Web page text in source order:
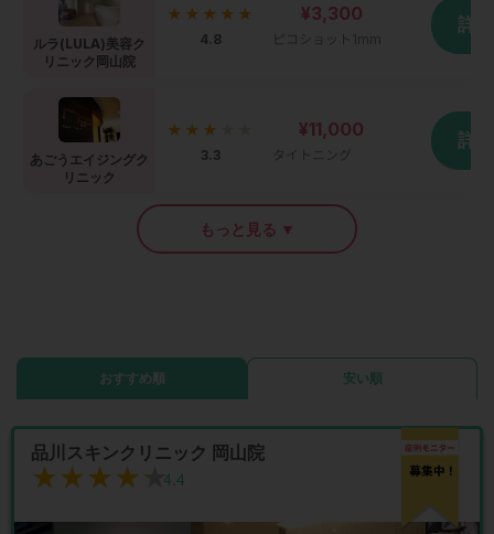
ルラ(LULA)美容ク
リニック岡山院
★★★★★
4.8
¥3,300
ピコショット1mm
詳
あごうエイジングク
リニック
★★★
3.3
¥11,000
タイトニング
詳
もっと見る ▼
おすすめ順 安い順
品川スキンクリニック 岡山院
★★★★★
★★★★★4.4